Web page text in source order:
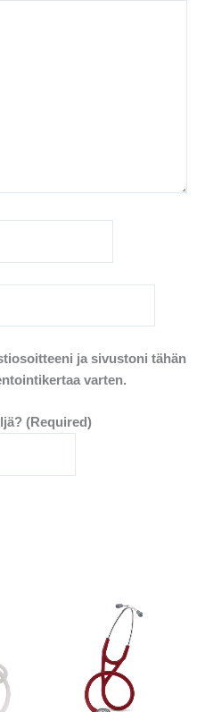
ja sivustoni tähän
varten.
(Required)